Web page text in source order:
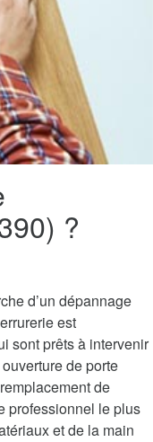
?
d’un dépannage
est
sont prêts à intervenir
de porte
de
professionnel le plus
et de la main